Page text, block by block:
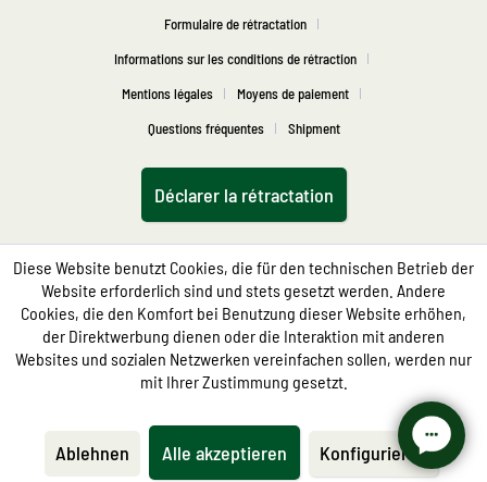
Formulaire de rétractation
Informations sur les conditions de rétraction
Mentions légales
Moyens de paiement
Questions fréquentes
Shipment
Déclarer la rétractation
Diese Website benutzt Cookies, die für den technischen Betrieb der
Website erforderlich sind und stets gesetzt werden. Andere
Cookies, die den Komfort bei Benutzung dieser Website erhöhen,
der Direktwerbung dienen oder die Interaktion mit anderen
Websites und sozialen Netzwerken vereinfachen sollen, werden nur
mit Ihrer Zustimmung gesetzt.
Ablehnen Alle akzeptieren Konfigurieren